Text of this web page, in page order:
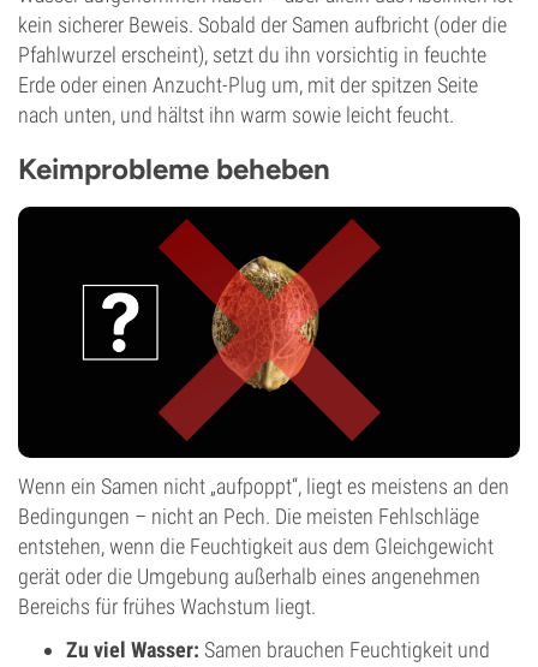
kein sicherer Beweis. Sobald der Samen aufbricht (oder die
Pfahlwurzel erscheint), setzt du ihn vorsichtig in feuchte
Erde oder einen Anzucht-Plug um, mit der spitzen Seite
nach unten, und hältst ihn warm sowie leicht feucht.
Keimprobleme beheben
Wenn ein Samen nicht „aufpoppt“, liegt es meistens an den
Bedingungen – nicht an Pech. Die meisten Fehlschläge
entstehen, wenn die Feuchtigkeit aus dem Gleichgewicht
gerät oder die Umgebung außerhalb eines angenehmen
Bereichs für frühes Wachstum liegt.
Zu viel Wasser: Samen brauchen Feuchtigkeit und